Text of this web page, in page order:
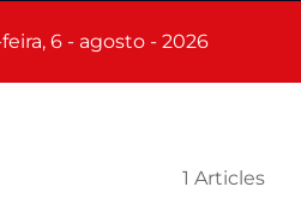
6 - agosto - 2026
1 Articles